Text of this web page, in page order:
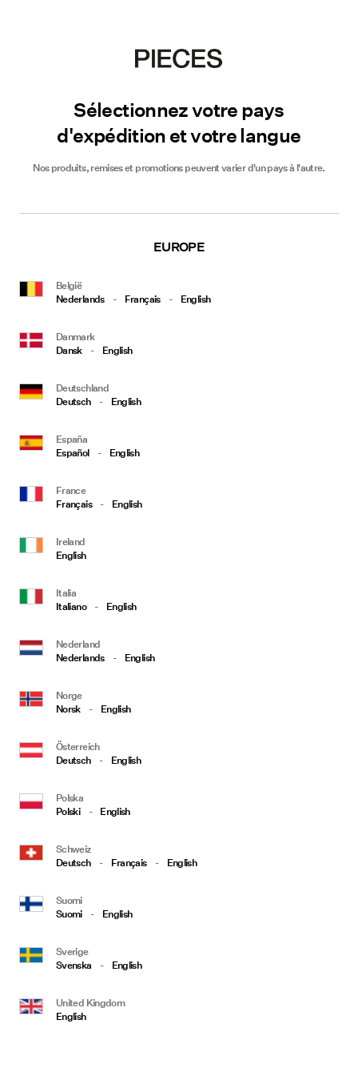
Sélectionnez votre pays
d'expédition et votre langue
Nos produits, remises et promotions peuvent varier d'un pays à l'autre.
EUROPE
België
Nederlands
- Français - English
Danmark
Dansk
- English
Deutschland
Deutsch
- English
España
Español
- English
France
Français
- English
Ireland
English
Italia
Italiano
- English
Nederland
Nederlands
- English
Norge
Norsk
- English
Österreich
Deutsch
- English
Polska
Polski
- English
Schweiz
Deutsch
- Français - English
Suomi
Suomi
- English
Sverige
Svenska
- English
United Kingdom
English